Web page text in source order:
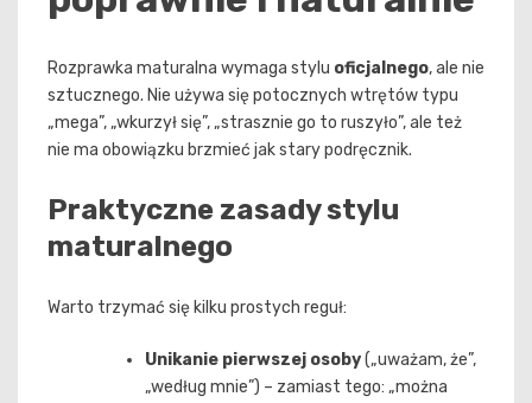
Rozprawka maturalna wymaga stylu oficjalnego, ale nie
sztucznego. Nie używa się potocznych wtrętów typu
„mega”, „wkurzył się”, „strasznie go to ruszyło”, ale też
nie ma obowiązku brzmieć jak stary podręcznik.
Praktyczne zasady stylu
maturalnego
Warto trzymać się kilku prostych reguł:
Unikanie pierwszej osoby(„uważam, że”,
„według mnie”) – zamiast tego: „można